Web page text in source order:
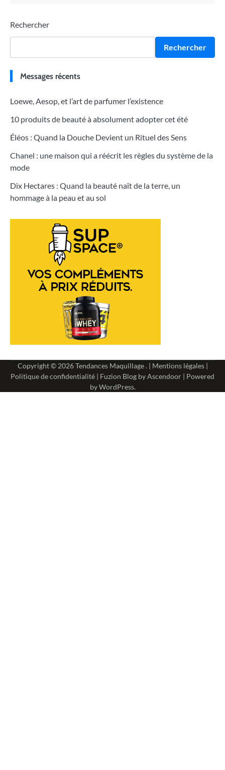
Rechercher
Rechercher
Messages récents
Loewe, Aesop, et l’art de parfumer l’existence
10 produits de beauté à absolument adopter cet été
Éléos : Quand la Douche Devient un Rituel des Sens
Chanel : une maison qui a réécrit les règles du système de la
mode
Dix Hectares : Quand la beauté naît de la terre, un
hommage à la peau et au sol
Copyright © 2026Tendances Maquillage. | Mentions légales|
Politique de confidentialité | Fuzion Blog byAscendoor | Powered
byWordPress.